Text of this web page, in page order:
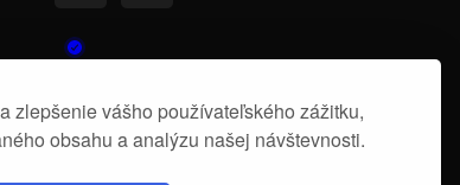
zlepšenie vášho používateľského zážitku,
obsahu a analýzu našej návštevnosti.